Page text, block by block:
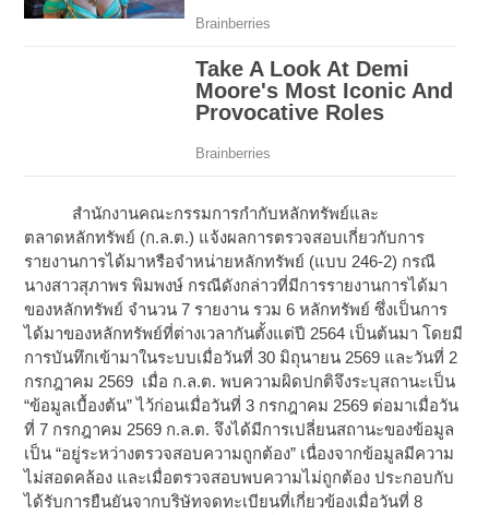
สำนักงานคณะกรรมการกำกับหลักทรัพย์และ
ตลาดหลักทรัพย์ (ก.ล.ต.) แจ้งผลการตรวจสอบเกี่ยวกับการ
รายงานการได้มาหรือจำหน่ายหลักทรัพย์ (แบบ 246-2) กรณี
นางสาวสุภาพร พิมพงษ์ กรณีดังกล่าวที่มีการรายงานการได้มา
ของหลักทรัพย์ จำนวน 7 รายงาน รวม 6 หลักทรัพย์ ซึ่งเป็นการ
ได้มาของหลักทรัพย์ที่ต่างเวลากันตั้งแต่ปี 2564 เป็นต้นมา โดยมี
การบันทึกเข้ามาในระบบเมื่อวันที่ 30 มิถุนายน 2569 และวันที่ 2
กรกฎาคม 2569 เมื่อ ก.ล.ต. พบความผิดปกติจึงระบุสถานะเป็น
“ข้อมูลเบื้องต้น” ไว้ก่อนเมื่อวันที่ 3 กรกฎาคม 2569 ต่อมาเมื่อวัน
ที่ 7 กรกฎาคม 2569 ก.ล.ต. จึงได้มีการเปลี่ยนสถานะของข้อมูล
เป็น “อยู่ระหว่างตรวจสอบความถูกต้อง” เนื่องจากข้อมูลมีความ
ไม่สอดคล้อง และเมื่อตรวจสอบพบความไม่ถูกต้อง ประกอบกับ
ได้รับการยืนยันจากบริษัทจดทะเบียนที่เกี่ยวข้องเมื่อวันที่ 8